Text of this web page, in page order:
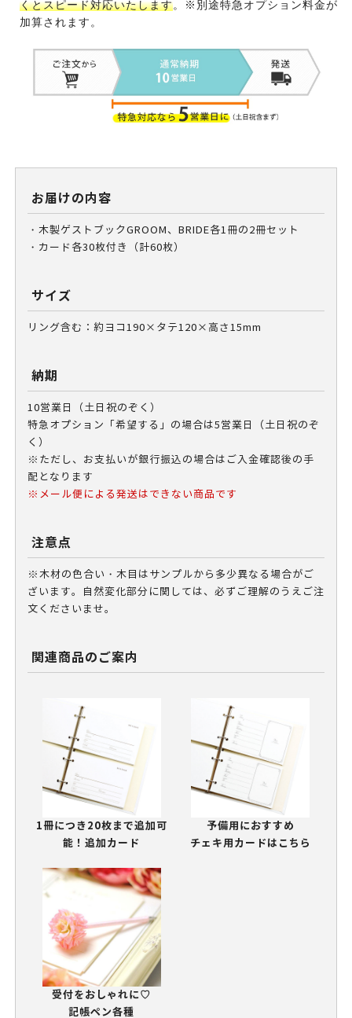
くとスピード対応いたします。※別途特急オプション料金が
加算されます。
お届けの内容
・木製ゲストブックGROOM、BRIDE各1冊の2冊セット
・カード各30枚付き（計60枚）
サイズ
リング含む：約ヨコ190×タテ120×高さ15mm
納期
10営業日（土日祝のぞく）
特急オプション「希望する」の場合は5営業日（土日祝のぞ
く）
※ただし、お支払いが銀行振込の場合はご入金確認後の手
配となります
※メール便による発送はできない商品です
注意点
※木材の色合い・木目はサンプルから多少異なる場合がご
ざいます。自然変化部分に関しては、必ずご理解のうえご注
文くださいませ。
関連商品のご案内
1冊につき20枚まで追加可
能！追加カード
予備用におすすめ
チェキ用カードはこちら
受付をおしゃれに♡
記帳ペン各種